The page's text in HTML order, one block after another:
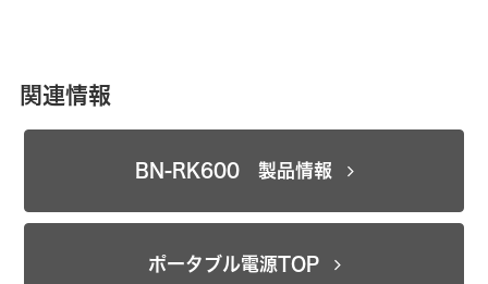
関連情報
BN-RK600 製品情報
ポータブル電源TOP